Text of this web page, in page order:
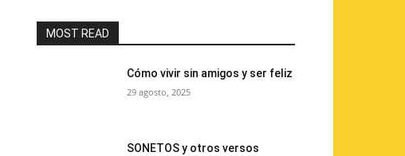
MOST READ
Cómo vivir sin amigos y ser feliz
29 agosto, 2025
SONETOS y otros versos